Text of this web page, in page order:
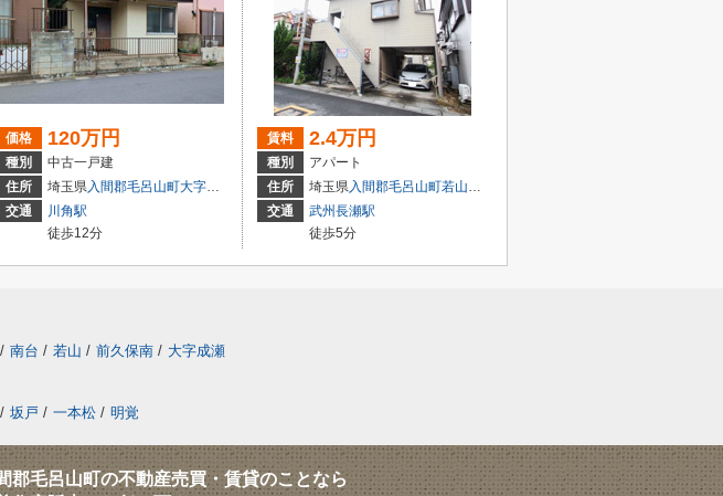
価格 120万円
種別
中古一戸建
住所
埼玉県入間郡毛呂山町大字市場
交通
川角駅
徒歩12分
賃料 2.4万円
種別
アパート
住所
埼玉県入間郡毛呂山町若山１丁目
交通
武州長瀬駅
徒歩5分
/ 南台 / 若山 / 前久保南 / 大字成瀬
/ 坂戸 / 一本松 / 明覚
郡毛呂山町の不動産売買・賃貸のことなら